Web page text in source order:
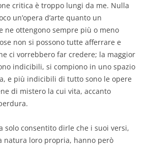
critica è troppo lungi da me. Nulla
un’opera d’arte quanto un
ne ottengono sempre più o meno
non si possono tutte afferrare e
ci vorrebbero far credere; la maggior
indicibili, si compiono in uno spazio
e più indicibili di tutto sono le opere
di mistero la cui vita, accanto
solo consentito dirle che i suoi versi,
natura loro propria, hanno però